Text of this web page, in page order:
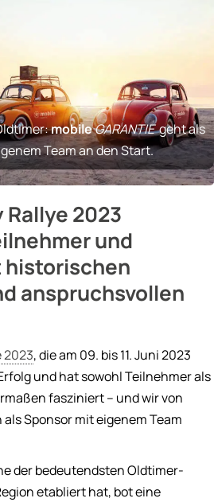
mobileGARANTIEgeht als
Team an den Start.
2023
und
historischen
anspruchsvollen
2023, die am 09. bis 11. Juni 2023
und hat sowohl Teilnehmer als
fasziniert – und wir von
als Sponsor mit eigenem Team
der bedeutendsten Oldtimer-
etabliert hat, bot eine